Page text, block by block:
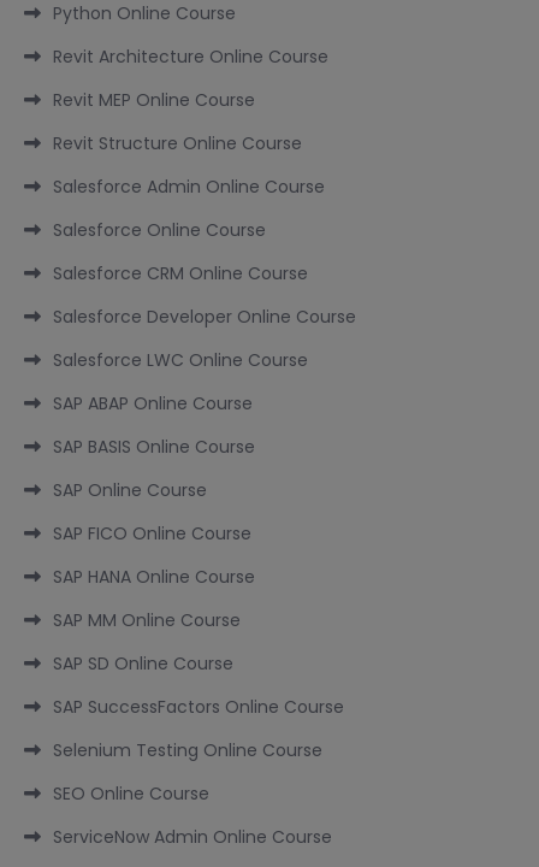
Python Online Course
Revit Architecture Online Course
Revit MEP Online Course
Revit Structure Online Course
Salesforce Admin Online Course
Salesforce Online Course
Salesforce CRM Online Course
Salesforce Developer Online Course
Salesforce LWC Online Course
SAP ABAP Online Course
SAP BASIS Online Course
SAP Online Course
SAP FICO Online Course
SAP HANA Online Course
SAP MM Online Course
SAP SD Online Course
SAP SuccessFactors Online Course
Selenium Testing Online Course
SEO Online Course
ServiceNow Admin Online Course